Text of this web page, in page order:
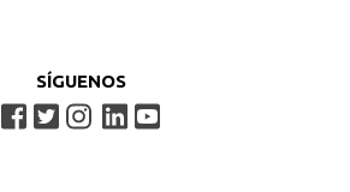
SÍGUENOS